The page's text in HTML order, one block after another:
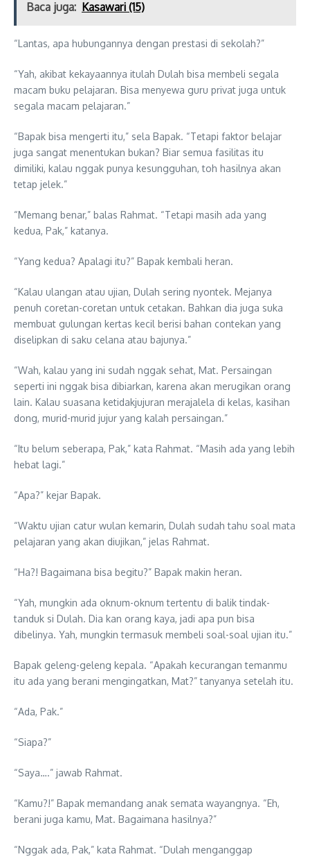
Baca juga: Kasawari (15)
“Lantas, apa hubungannya dengan prestasi di sekolah?”
“Yah, akibat kekayaannya itulah Dulah bisa membeli segala
macam buku pelajaran. Bisa menyewa guru privat juga untuk
segala macam pelajaran.”
“Bapak bisa mengerti itu,” sela Bapak. “Tetapi faktor belajar
juga sangat menentukan bukan? Biar semua fasilitas itu
dimiliki, kalau nggak punya kesungguhan, toh hasilnya akan
tetap jelek.”
“Memang benar,” balas Rahmat. “Tetapi masih ada yang
kedua, Pak,” katanya.
“Yang kedua? Apalagi itu?” Bapak kembali heran.
“Kalau ulangan atau ujian, Dulah sering nyontek. Mejanya
penuh coretan-coretan untuk cetakan. Bahkan dia juga suka
membuat gulungan kertas kecil berisi bahan contekan yang
diselipkan di saku celana atau bajunya.”
“Wah, kalau yang ini sudah nggak sehat, Mat. Persaingan
seperti ini nggak bisa dibiarkan, karena akan merugikan orang
lain. Kalau suasana ketidakjujuran merajalela di kelas, kasihan
dong, murid-murid jujur yang kalah persaingan.”
“Itu belum seberapa, Pak,” kata Rahmat. “Masih ada yang lebih
hebat lagi.”
“Apa?” kejar Bapak.
“Waktu ujian catur wulan kemarin, Dulah sudah tahu soal mata
pelajaran yang akan diujikan,” jelas Rahmat.
“Ha?! Bagaimana bisa begitu?” Bapak makin heran.
“Yah, mungkin ada oknum-oknum tertentu di balik tindak-
tanduk si Dulah. Dia kan orang kaya, jadi apa pun bisa
dibelinya. Yah, mungkin termasuk membeli soal-soal ujian itu.”
Bapak geleng-geleng kepala. “Apakah kecurangan temanmu
itu ada yang berani mengingatkan, Mat?” tanyanya setelah itu.
“Ada, Pak.”
“Siapa?”
“Saya….” jawab Rahmat.
“Kamu?!” Bapak memandang anak semata wayangnya. “Eh,
berani juga kamu, Mat. Bagaimana hasilnya?”
“Nggak ada, Pak,” kata Rahmat. “Dulah menganggap